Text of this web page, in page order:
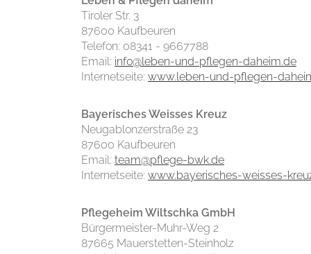
Tiroler Str. 3
87600 Kaufbeuren
Telefon: 08341 - 9667788
Email: info@leben-und-pflegen-daheim.de
Internetseite: www.leben-und-pflegen-
Bayerisches Weisses Kreuz
Neugablonzerstraße 23
87600 Kaufbeuren
Email: team@pflege-bwk.de
Internetseite: www.bayerisches-weisses-
Pflegeheim Wiltschka GmbH
Bürgermeister-Muhr-Weg 2
87665 Mauerstetten-Steinholz